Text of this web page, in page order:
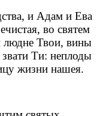
и Адам и Ева
во святем
людне Твои, вины
Ти: неплоды
жизни нашея.